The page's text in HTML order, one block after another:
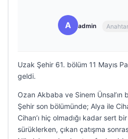
A admin
Uzak Şehir 61. bölüm 11 Mayıs
geldi.
Ozan Akbaba ve Sinem
Şehir son bölümünde; Alya ile
Cihan’ı hiç olmadığı kadar sert
sürüklerken, çıkan çatışma